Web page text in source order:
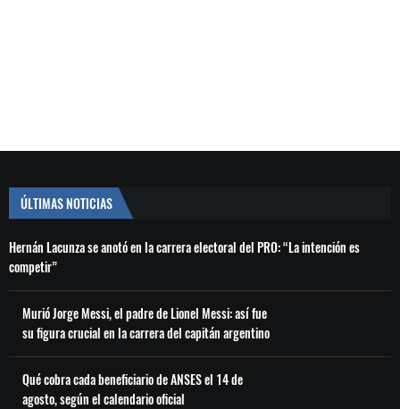
ÚLTIMAS NOTICIAS
Hernán Lacunza se anotó en la carrera electoral del PRO: “La intención es
competir”
Murió Jorge Messi, el padre de Lionel Messi: así fue
su figura crucial en la carrera del capitán argentino
Qué cobra cada beneficiario de ANSES el 14 de
agosto, según el calendario oficial